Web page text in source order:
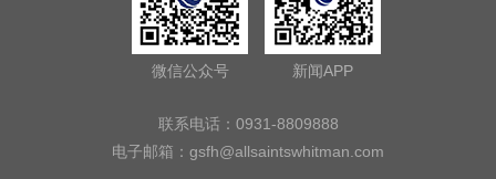
微信公众号 新闻APP
联系电话：0931-8809888
电子邮箱： gsfh@allsaintswhitman.com